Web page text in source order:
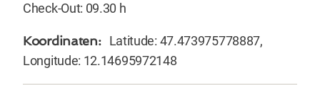
Check-Out: 09.30 h
Koordinaten:Latitude: 47.473975778887,
Longitude: 12.14695972148